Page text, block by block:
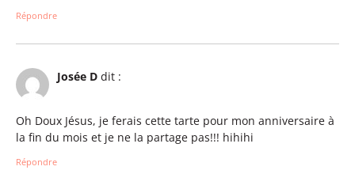
Répondre
Josée D dit :
Oh Doux Jésus, je ferais cette tarte pour mon anniversaire à
la fin du mois et je ne la partage pas!!! hihihi
Répondre